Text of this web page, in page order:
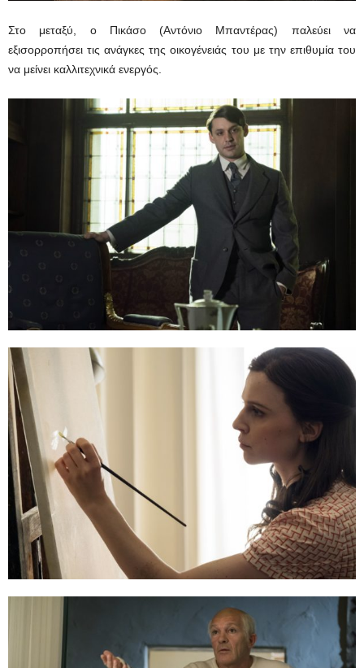
Στο μεταξύ, ο Πικάσο (Αντόνιο Μπαντέρας) παλεύει να
εξισορροπήσει τις ανάγκες της οικογένειάς του με την επιθυμία του
να μείνει καλλιτεχνικά ενεργός.